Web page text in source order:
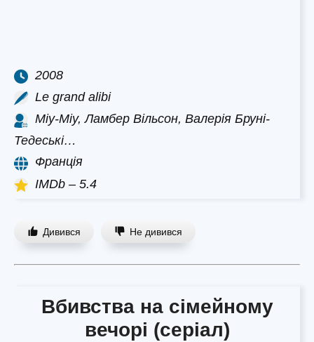
2008
Le grand alibi
Міу-Міу, Ламбер Вільсон, Валерія Бруні-
Тедеські…
Франція
IMDb – 5.4
Дивився Не дивився
Вбивства на сімейному
вечорі (серіал)